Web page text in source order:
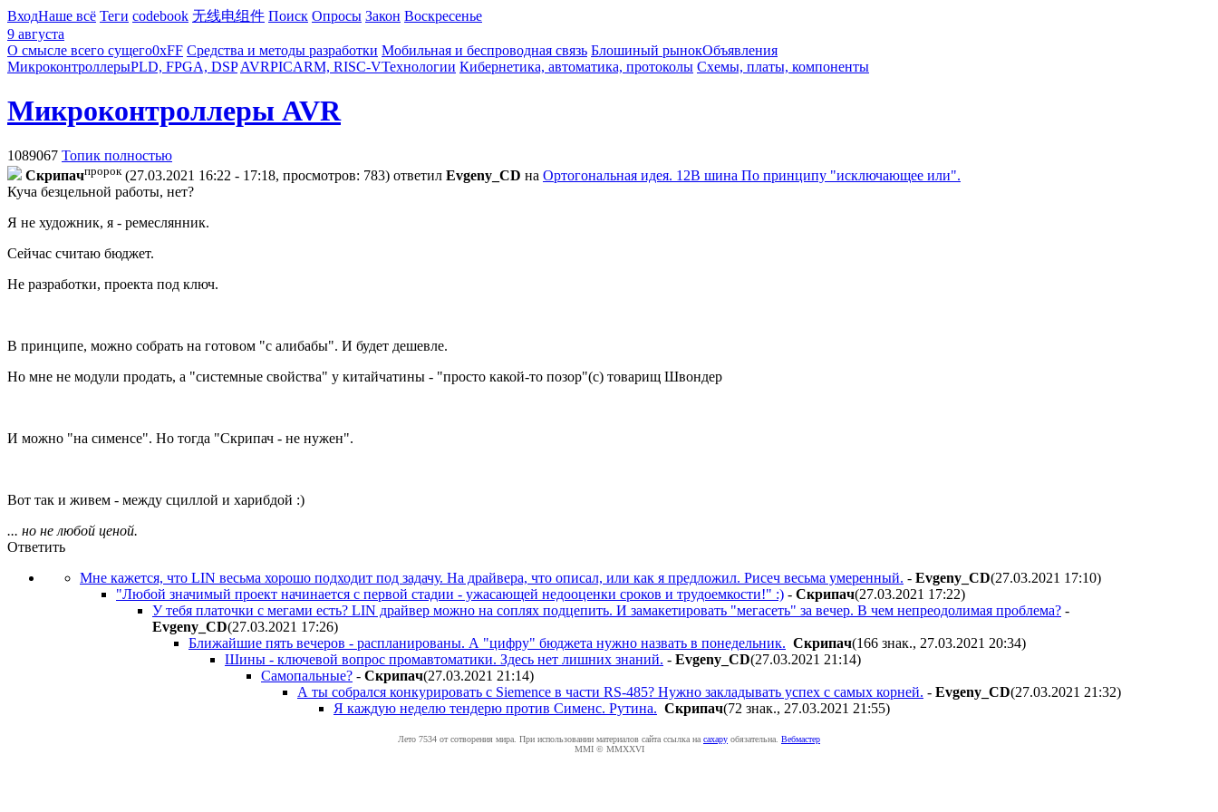
ВходНаше всё Теги codebook 无线电组件 Поиск Опросы Закон Воскресенье
9 августа
О смысле всего сущего0xFF Средства и методы разработки Мобильная и беспроводная связь Блошиный рынокОбъявления
МикроконтроллерыPLD, FPGA, DSP AVRPICARM, RISC-VТехнологии Кибернетика, автоматика, протоколы Схемы, платы, компоненты
Микроконтроллеры AVR
1089067 Топик полностью
Cкpипaчпророк (27.03.2021 16:22 - 17:18, просмотров: 783) ответил Evgeny_CD на Ортогональная идея. 12В шина По принципу "исключающее или".
Куча безцельной работы, нет?
Я не художник, я - ремеслянник.
Сейчас считаю бюджет.
Не разработки, проекта под ключ.
В принципе, можно собрать на готовом "с алибабы". И будет дешевле.
Но мне не модули продать, а "системные свойства" у китайчатины - "просто какой-то позор"(с) товарищ Швондер
И можно "на сименсе". Но тогда "Скрипач - не нужен".
Вот так и живем - между сциллой и харибдой :)
... но не любой ценой.
Ответить
Мне кажется, что LIN весьма хорошо подходит под задачу. На драйвера, что описал, или как я предложил. Рисеч весьма умеренный. - Evgeny_CD(27.03.2021 17:10)
"Любой значимый проект начинается с первой стадии - ужасающей недооценки сроков и трудоемкости!" :) - Cкpипaч(27.03.2021 17:22)
У тебя платочки с мегами есть? LIN драйвер можно на соплях подцепить. И замакетировать "мегасеть" за вечер. В чем непреодолимая проблема? -
Evgeny_CD(27.03.2021 17:26)
Ближайшие пять вечеров - распланированы. А "цифру" бюджета нужно назвать в понедельник. Cкpипaч(166 знак., 27.03.2021 20:34)
Шины - ключевой вопрос промавтоматики. Здесь нет лишних знаний. - Evgeny_CD(27.03.2021 21:14)
Самопальные? - Cкpипaч(27.03.2021 21:14)
А ты собрался конкурировать с Siemence в части RS-485? Нужно закладывать успех с самых корней. - Evgeny_CD(27.03.2021 21:32)
Я каждую неделю тендерю против Сименс. Рутина. Cкpипaч(72 знак., 27.03.2021 21:55)
Лето 7534 от сотворения мира. При использовании материалов сайта ссылка на caxapу обязательна. Вебмастер
MMI © MMXXVI